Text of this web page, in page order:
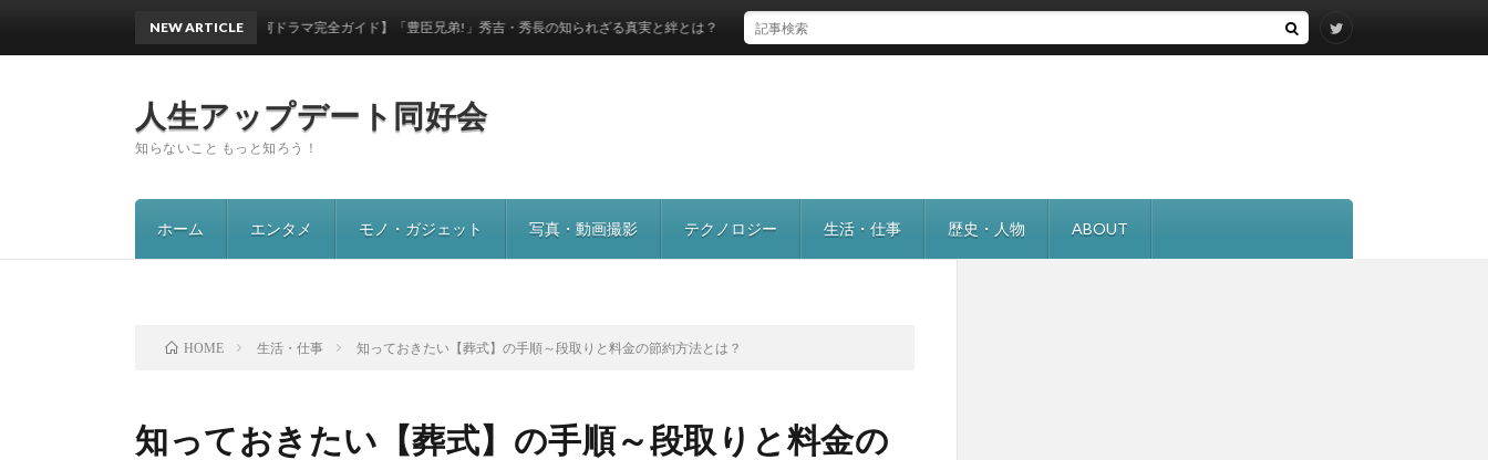
人生アップデート同好会
知らないこと もっと知ろう！
ホーム エンタメ モノ・ガジェット 写真・動画撮影 テクノロジー 生活・仕事 歴史・人物 ABOUT
NEW ARTICLE
【大河ドラマ完全ガイド】「豊臣兄弟!」秀吉・秀長の知られざる真実と絆とは？
HOME 生活・仕事 知っておきたい【葬式】の手順～段取りと料金の節約方法とは？
知っておきたい【葬式】の手順～段取りと料金の